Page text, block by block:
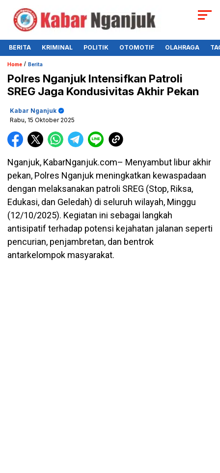
BERITA KRIMINAL POLITIK OTOMOTIF OLAHRAGA
Home / Berita
Polres Nganjuk Intensifkan Patroli
SREG Jaga Kondusivitas Akhir Pekan
Kabar Nganjuk
Rabu, 15 Oktober 2025
Nganjuk, KabarNganjuk.com– Menyambut libur akhir
pekan, Polres Nganjuk meningkatkan kewaspadaan
dengan melaksanakan patroli SREG (Stop, Riksa,
Edukasi, dan Geledah) di seluruh wilayah, Minggu
(12/10/2025). Kegiatan ini sebagai langkah
antisipatif terhadap potensi kejahatan jalanan seperti
pencurian, penjambretan, dan bentrok
antarkelompok masyarakat.